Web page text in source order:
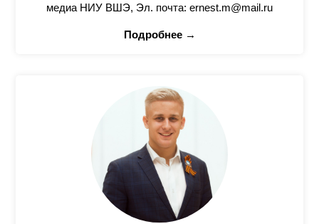
медиа НИУ ВШЭ, Эл. почта: ernest.m@mail.ru
Подробнее →